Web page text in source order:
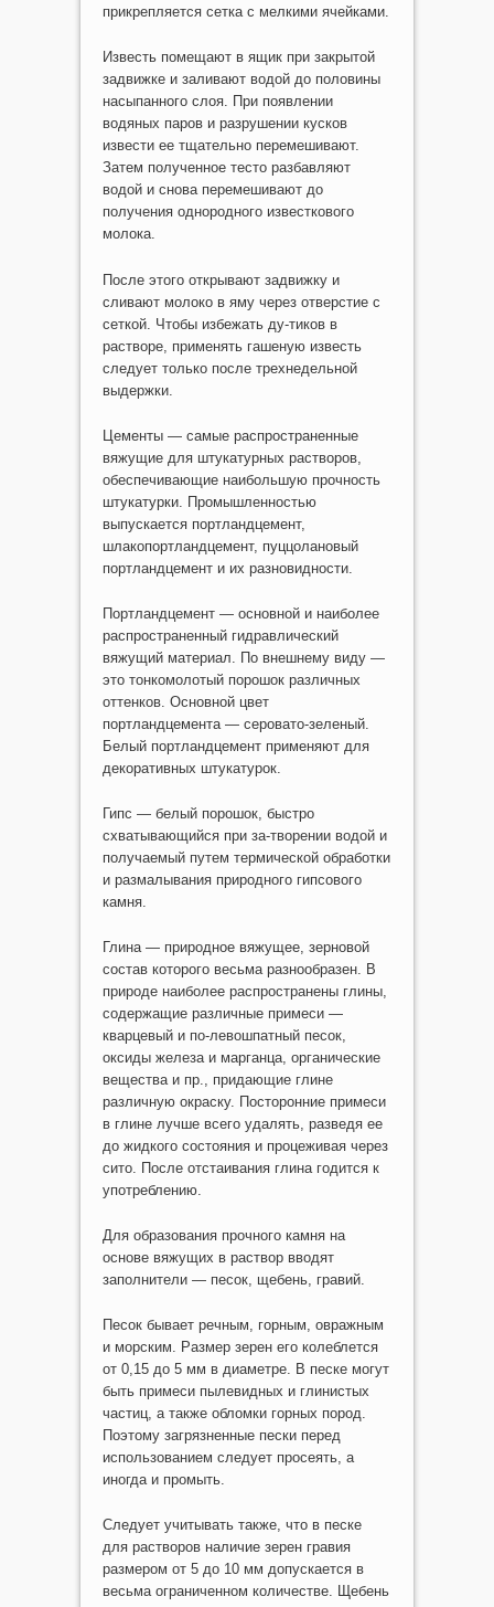
прикрепляется сетка с мелкими ячейками.
Известь помещают в ящик при закрытой
задвижке и заливают водой до половины
насыпанного слоя. При появлении
водяных паров и разрушении кусков
извести ее тщательно перемешивают.
Затем полученное тесто разбавляют
водой и снова перемешивают до
получения однородного известкового
молока.
После этого открывают задвижку и
сливают молоко в яму через отверстие с
сеткой. Чтобы избежать ду-тиков в
растворе, применять гашеную известь
следует только после трехнедельной
выдержки.
Цементы — самые распространенные
вяжущие для штукатурных растворов,
обеспечивающие наибольшую прочность
штукатурки. Промышленностью
выпускается портландцемент,
шлакопортландцемент, пуццолановый
портландцемент и их разновидности.
Портландцемент — основной и наиболее
распространенный гидравлический
вяжущий материал. По внешнему виду —
это тонкомолотый порошок различных
оттенков. Основной цвет
портландцемента — серовато-зеленый.
Белый портландцемент применяют для
декоративных штукатурок.
Гипс — белый порошок, быстро
схватывающийся при за-творении водой и
получаемый путем термической обработки
и размалывания природного гипсового
камня.
Глина — природное вяжущее, зерновой
состав которого весьма разнообразен. В
природе наиболее распространены глины,
содержащие различные примеси —
кварцевый и по-левошпатный песок,
оксиды железа и марганца, органические
вещества и пр., придающие глине
различную окраску. Посторонние примеси
в глине лучше всего удалять, разведя ее
до жидкого состояния и процеживая через
сито. После отстаивания глина годится к
употреблению.
Для образования прочного камня на
основе вяжущих в раствор вводят
заполнители — песок, щебень, гравий.
Песок бывает речным, горным, овражным
и морским. Размер зерен его колеблется
от 0,15 до 5 мм в диаметре. В песке могут
быть примеси пылевидных и глинистых
частиц, а также обломки горных пород.
Поэтому загрязненные пески перед
использованием следует просеять, а
иногда и промыть.
Следует учитывать также, что в песке
для растворов наличие зерен гравия
размером от 5 до 10 мм допускается в
весьма ограниченном количестве. Щебень